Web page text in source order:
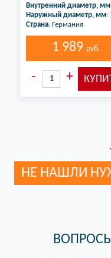
Внутренний диаметр, мм
Наружный диаметр, мм:
Страна: Германия
1 989 руб.
НЕ НАШЛИ